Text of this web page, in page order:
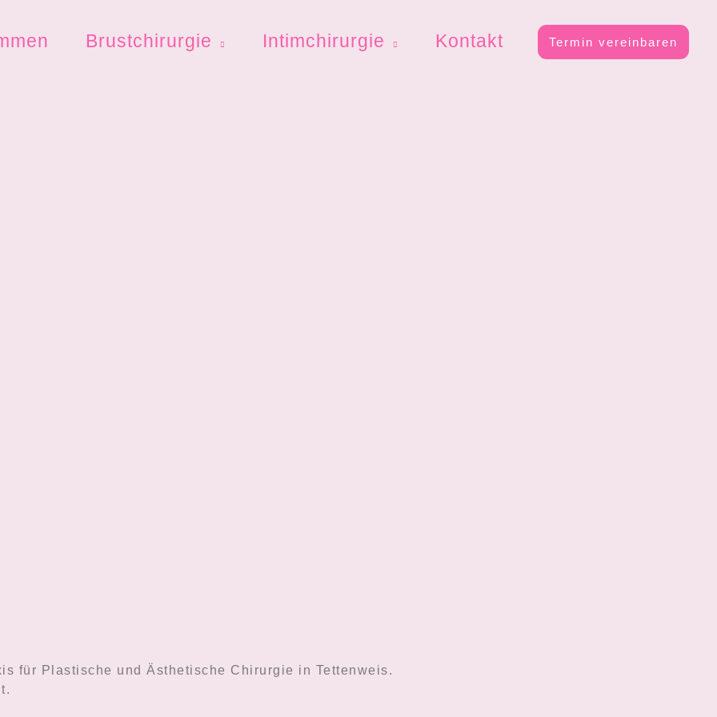
Brustchirurgie Intimchirurgie Kontakt Termin vereinbaren
für Plastische und Ästhetische Chirurgie in Tettenweis.